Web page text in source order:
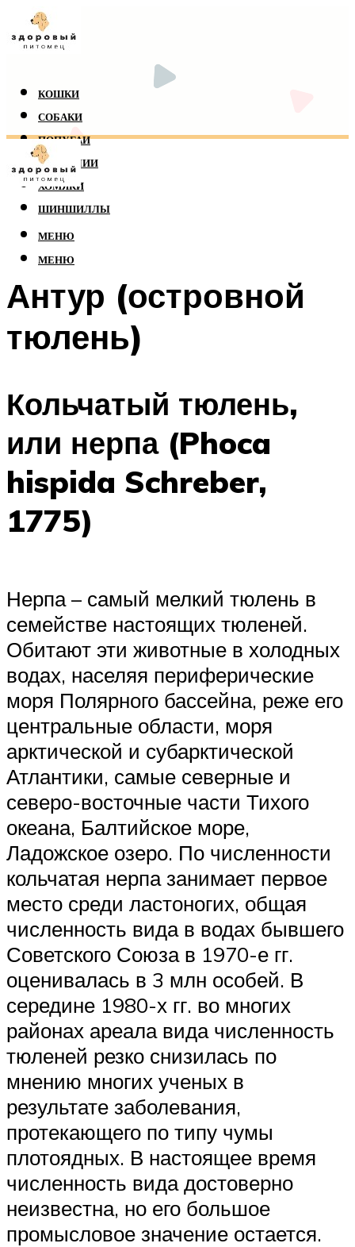
КОШКИ
СОБАКИ
ПОПУГАИ
РЕПТИЛИИ
ХОМЯКИ
ШИНШИЛЛЫ
МЕНЮ
МЕНЮ
Антур (островной
тюлень)
Кольчатый тюлень,
или нерпа (Phoca
hispida Schreber,
1775)
Нерпа – самый мелкий тюлень в
семействе настоящих тюленей.
Обитают эти животные в холодных
водах, населяя периферические
моря Полярного бассейна, реже его
центральные области, моря
арктической и субарктической
Атлантики, самые северные и
северо-восточные части Тихого
океана, Балтийское море,
Ладожское озеро. По численности
кольчатая нерпа занимает первое
место среди ластоногих, общая
численность вида в водах бывшего
Советского Союза в 1970-е гг.
оценивалась в 3 млн особей. В
середине 1980-х гг. во многих
районах ареала вида численность
тюленей резко снизилась по
мнению многих ученых в
результате заболевания,
протекающего по типу чумы
плотоядных. В настоящее время
численность вида достоверно
неизвестна, но его большое
промысловое значение остается.